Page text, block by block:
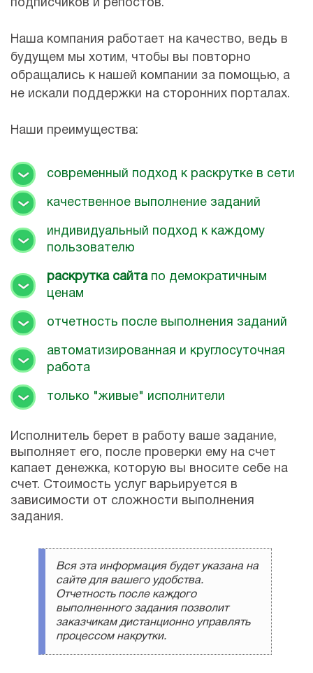
подписчиков и репостов.
Наша компания работает на качество, ведь в
будущем мы хотим, чтобы вы повторно
обращались к нашей компании за помощью, а
не искали поддержки на сторонних порталах.
Наши преимущества:
современный подход к раскрутке в сети
качественное выполнение заданий
индивидуальный подход к каждому
пользователю
раскрутка сайтапо демократичным
ценам
отчетность после выполнения заданий
автоматизированная и круглосуточная
работа
только "живые" исполнители
Исполнитель берет в работу ваше задание,
выполняет его, после проверки ему на счет
капает денежка, которую вы вносите себе на
счет. Стоимость услуг варьируется в
зависимости от сложности выполнения
задания.
Вся эта информация будет указана на
сайте для вашего удобства.
Отчетность после каждого
выполненного задания позволит
заказчикам дистанционно управлять
процессом накрутки.